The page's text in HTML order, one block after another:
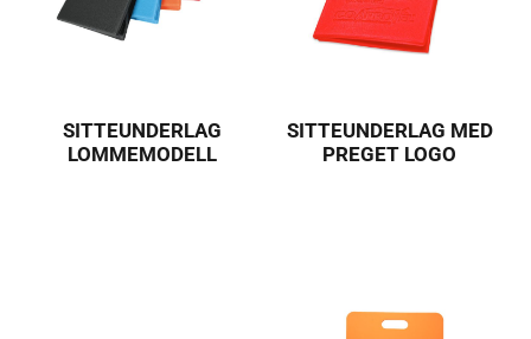
SITTEUNDERLAG
LOMMEMODELL
SITTEUNDERLAG MED
PREGET LOGO